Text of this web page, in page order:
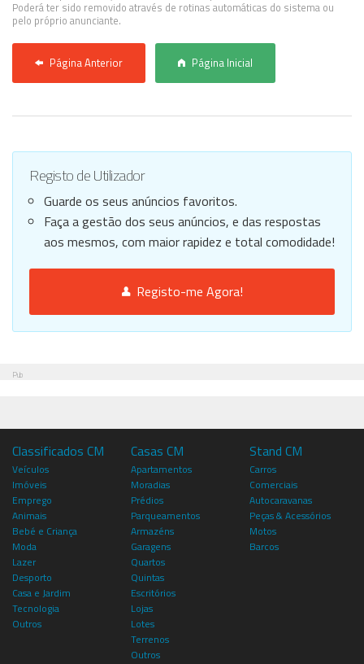
Poderá ter sido removido através de rotinas automáticas do sistema ou
pelo próprio anunciante.
Página Anterior Página Inicial
Registo de Utilizador
Guarde os seus anúncios favoritos.
Faça a gestão dos seus anúncios, e das respostas
aos mesmos, com maior rapidez e total comodidade!
Registo-me Agora!
Pub
Classificados CM
Veículos
Imóveis
Emprego
Animais
Bebé e Criança
Moda
Lazer
Desporto
Casa e Jardim
Tecnologia
Outros
Casas CM
Apartamentos
Moradias
Prédios
Parqueamentos
Armazéns
Garagens
Quartos
Quintas
Escritórios
Lojas
Lotes
Terrenos
Outros
Stand CM
Carros
Comerciais
Autocaravanas
Peças & Acessórios
Motos
Barcos